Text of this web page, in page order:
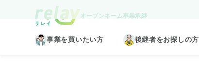
オープンネーム事業承継
事業を買いたい方 後継者をお探しの方